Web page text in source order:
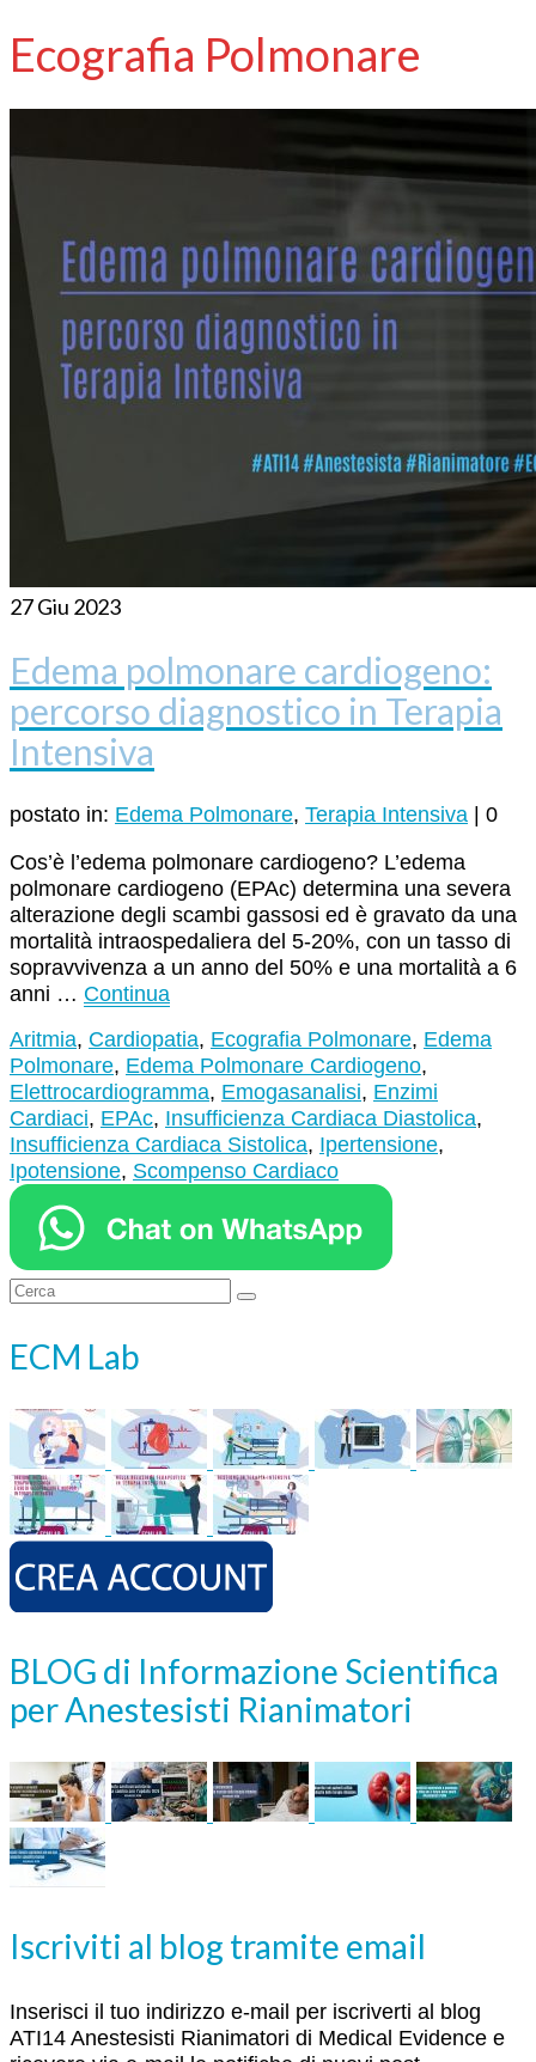
Ecografia Polmonare
27Giu 2023
Edema polmonare cardiogeno:
percorso diagnostico in Terapia
Intensiva
postato in: Edema Polmonare, Terapia Intensiva | 0
Cos’è l’edema polmonare cardiogeno? L’edema
polmonare cardiogeno (EPAc) determina una severa
alterazione degli scambi gassosi ed è gravato da una
mortalità intraospedaliera del 5-20%, con un tasso di
sopravvivenza a un anno del 50% e una mortalità a 6
anni … Continua
Aritmia, Cardiopatia, Ecografia Polmonare, Edema
Polmonare, Edema Polmonare Cardiogeno,
Elettrocardiogramma, Emogasanalisi, Enzimi
Cardiaci, EPAc, Insufficienza Cardiaca Diastolica,
Insufficienza Cardiaca Sistolica, Ipertensione,
Ipotensione, Scompenso Cardiaco
Cerca:
ECM Lab
BLOG di Informazione Scientifica
per Anestesisti Rianimatori
Iscriviti al blog tramite email
Inserisci il tuo indirizzo e-mail per iscriverti al blog
ATI14 Anestesisti Rianimatori di Medical Evidence e